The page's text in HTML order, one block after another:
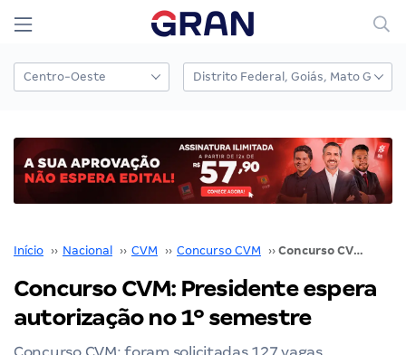
Início ›› Nacional ›› CVM ›› Concurso CVM ›› Concurso CVM: Presidente espera autorização no 1º semestre
Concurso CVM: Presidente espera
autorização no 1º semestre